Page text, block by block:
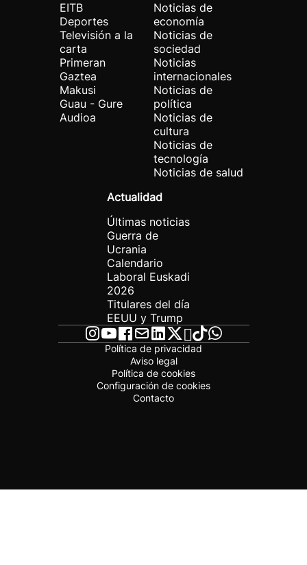
EITB
Deportes
Televisión a la
carta
Primeran
Gaztea
Makusi
Guau - Gure
Audioa
Noticias de
economía
Noticias de
sociedad
Noticias
internacionales
Noticias de
política
Noticias de
cultura
Noticias de
tecnología
Noticias de salud
Actualidad
Últimas noticias
Guerra de
Ucrania
Calendario
Laboral Euskadi
2026
Titulares del día
EEUU y Trump
Política de privacidad
Aviso legal
Política de cookies
Configuración de cookies
Contacto